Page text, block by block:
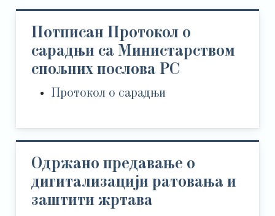
Потписан Протокол о
сарадњи са Министарством
спољних послова РС
Протокол о сарадњи
Одржано предавање о
дигитализацији ратовања и
заштити жртава